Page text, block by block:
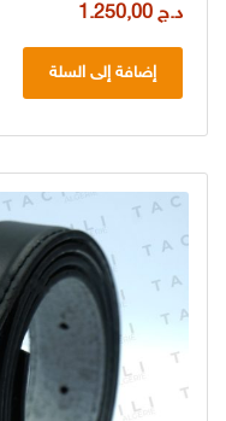
د.ج
إضافة إلى السلة